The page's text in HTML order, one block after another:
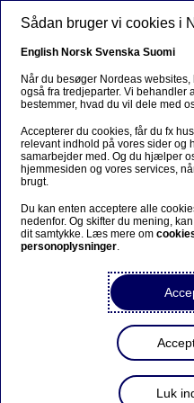
Gå til hovedindhold
Ursäkta...
Den här sidan finns
Stanna kvar på sidan
svenska
Ny chef for
02-
Sådan bruger vi cookies i
English Norsk Svenska Suomi
Når du besøger Nordeas
også fra tredjeparter. Vi behandler
bestemmer, hvad du vil dele med
Accepterer du cookies, får du fx
relevant indhold på vores sider og
samarbejder med. Og du hjælper
hjemmesiden og vores services,
brugt.
Du kan enten acceptere alle
nedenfor. Og skifter du mening,
dit samtykke. Læs mere om
personoplysninger.
Luk